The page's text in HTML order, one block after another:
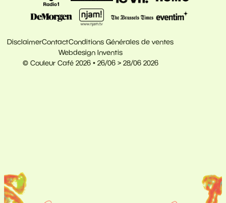
© Couleur Café 2026 • 26/06 > 28/06 2026
DisclaimerContactConditions Générales de ventes
Webdesign Inventis